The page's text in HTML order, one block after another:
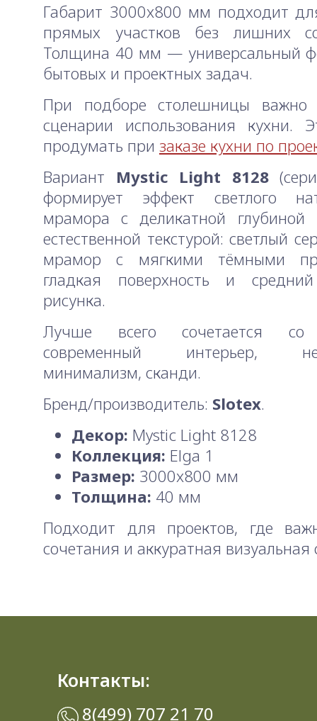
Габарит 3000x800 мм подходит
прямых участков без лишних
Толщина 40 мм — универсальный
бытовых и проектных задач.
При подборе столешницы важно
сценарии использования кухни.
продумать при заказе кухни по
Вариант Mystic Light 8128
формирует эффект светлого
мрамора с деликатной глубиной
естественной текстурой: светлый
мрамор с мягкими тёмными
гладкая поверхность и
рисунка.
Лучше всего сочетается со
современный интерьер,
минимализм, сканди.
Бренд/производитель: Slotex.
Декор: Mystic Light 8128
Коллекция: Elga 1
Размер: 3000x800 мм
Толщина: 40 мм
Подходит для проектов, где
сочетания и аккуратная визуальная
Контакты:
8(499) 707 21 70